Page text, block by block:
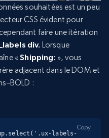
souhaitées est un peu
CSS évident pour
faire une itération
div. Lorsque
«Shipping: », vous
adjacent dans le DOM et
:
labels-
Copy